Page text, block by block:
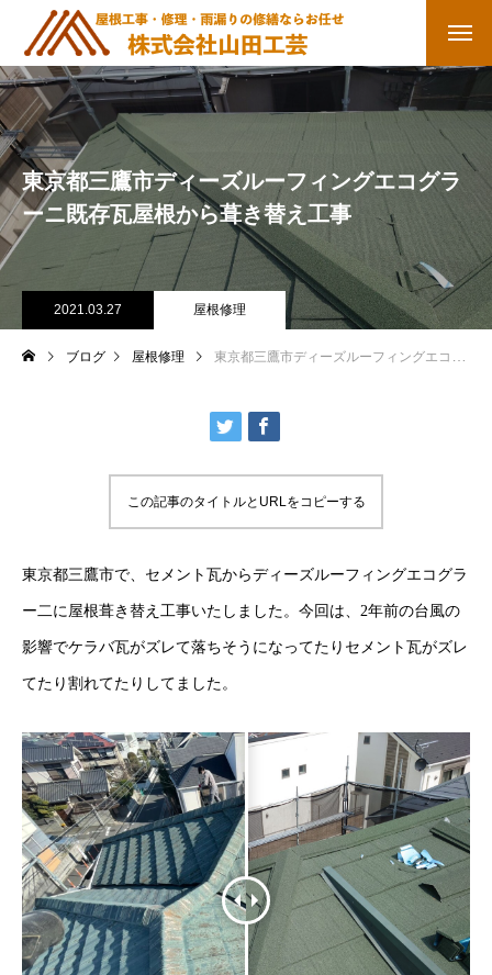
東京都三鷹市ディーズルーフィングエコグラ
ーニ既存瓦屋根から葺き替え工事
2021.03.27 屋根修理
ブログ 屋根修理 東京都三鷹市ディーズルーフィングエコグラーニ既存瓦屋根から葺き替え工事
この記事のタイトルとURLをコピーする
東京都三鷹市で、セメント瓦からディーズルーフィングエコグラ
ー二に屋根葺き替え工事いたしました。今回は、2年前の台風の
影響でケラバ瓦がズレて落ちそうになってたりセメント瓦がズレ
てたり割れてたりしてました。